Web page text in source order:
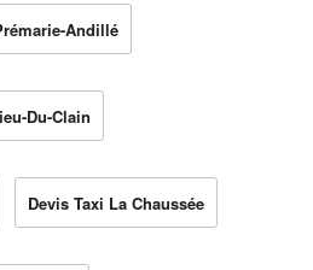
Andillé
Du-Clain
Devis Taxi La Chaussée